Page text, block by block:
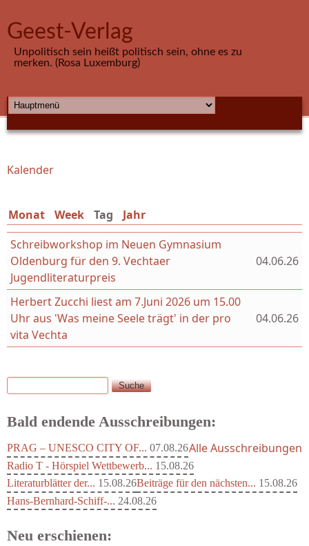
Geest-Verlag
Unpolitisch sein heißt politisch sein, ohne es zu
merken. (Rosa Luxemburg)
HAUPTMENÜ
Sie sind hier
Kalender
Monat Week Tag (aktiver Reiter)
Jahr
Schreibworkshop im Neuen Gymnasium
Oldenburg für den 9. Vechtaer
Jugendliteraturpreis
04.06.26
Herbert Zucchi liest am 7.Juni 2026 um 15.00
Uhr aus 'Was meine Seele trägt' in der pro
vita Vechta
04.06.26
Suchformular
Suche
Bald endende Ausschreibungen:
PRAG – UNESCO CITY OF... 07.08.26
Radio T - Hörspiel Wettbewerb... 15.08.26
Literaturblätter der... 15.08.26Beiträge für den nächsten... 15.08.26
Hans-Bernhard-Schiff-... 24.08.26
Alle Ausschreibungen
Neu erschienen: